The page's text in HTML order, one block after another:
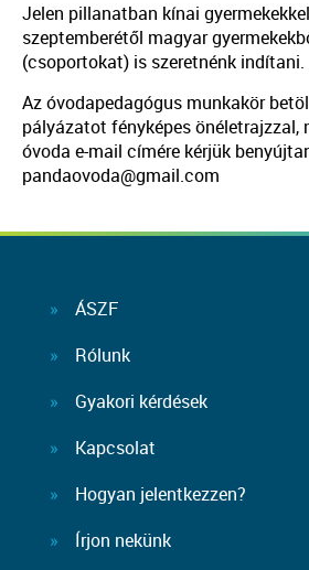
Jelen pillanatban kínai
szeptemberétől magyar
(csoportokat) is szeretnénk indítani.
Az óvodapedagógus munkakör
pályázatot fényképes önéletrajzzal,
óvoda e-mail címére kérjük
pandaovoda@gmail.com
ÁSZF
Rólunk
Gyakori kérdések
Kapcsolat
Hogyan jelentkezzen?
Írjon nekünk